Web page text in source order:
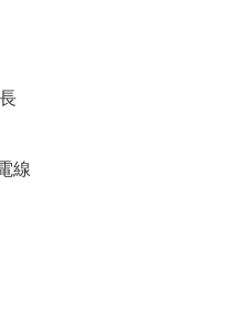
線